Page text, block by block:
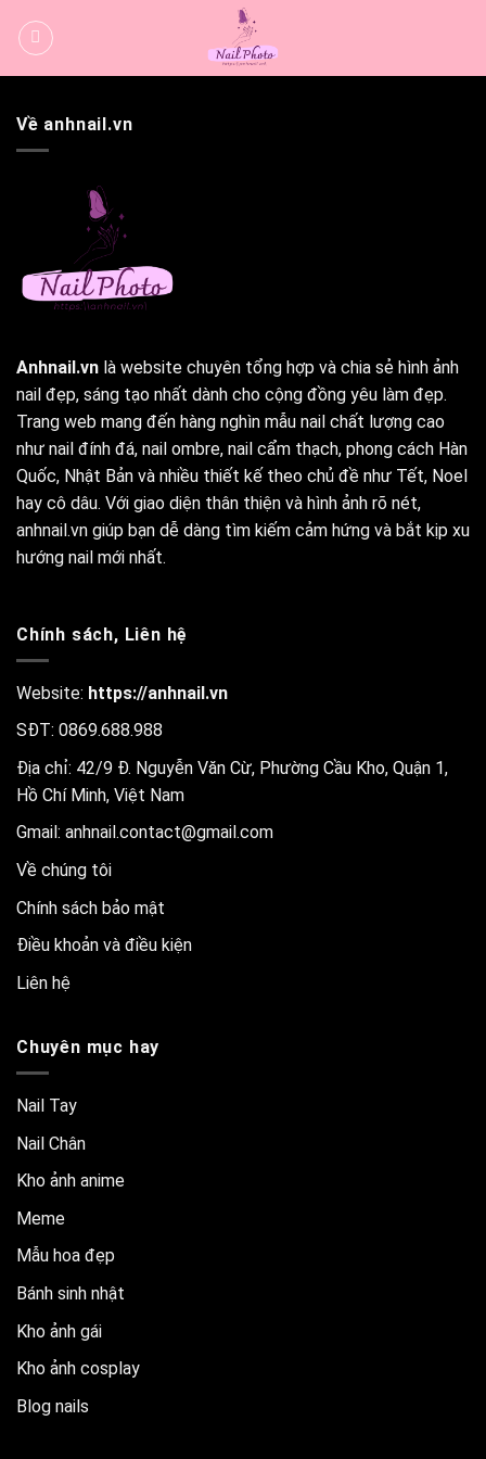
qua
Về anhnail.vn
Anhnail.vn là website chuyên tổng hợp và chia sẻ hình ảnh
nail đẹp, sáng tạo nhất dành cho cộng đồng yêu làm đẹp.
Trang web mang đến hàng nghìn mẫu nail chất lượng cao
như nail đính đá, nail ombre, nail cẩm thạch, phong cách Hàn
Quốc, Nhật Bản và nhiều thiết kế theo chủ đề như Tết, Noel
hay cô dâu. Với giao diện thân thiện và hình ảnh rõ nét,
anhnail.vn giúp bạn dễ dàng tìm kiếm cảm hứng và bắt kịp xu
hướng nail mới nhất.
Chính sách, Liên hệ
Website: https://anhnail.vn
SĐT: 0869.688.988
Địa chỉ: 42/9 Đ. Nguyễn Văn Cừ, Phường Cầu Kho, Quận 1,
Hồ Chí Minh, Việt Nam
Gmail: anhnail.contact@gmail.com
Về chúng tôi
Chính sách bảo mật
Điều khoản và điều kiện
Liên hệ
Chuyên mục hay
Nail Tay
Nail Chân
Kho ảnh anime
Meme
Mẫu hoa đẹp
Bánh sinh nhật
Kho ảnh gái
Kho ảnh cosplay
Blog nails